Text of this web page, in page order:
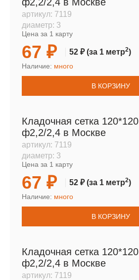
артикул: 7119
диаметр: 3
Цена за 1 карту
67 ₽ 52 ₽(за 1 метр2)
Наличие: много
В КОРЗИНУ
Кладочная сетка
ф2,2/2,4 в Москве
артикул: 7119
диаметр: 3
Цена за 1 карту
67 ₽ 52 ₽(за 1 метр2)
Наличие: много
В КОРЗИНУ
Кладочная сетка
ф2,2/2,4 в Москве
артикул: 7119